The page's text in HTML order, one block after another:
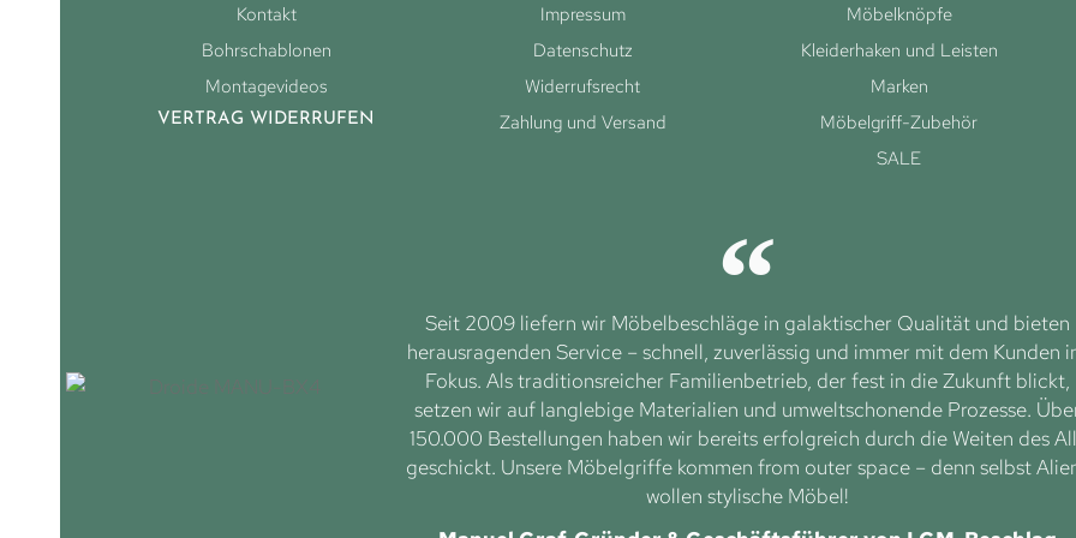
Kontakt
Bohrschablonen
Montagevideos
VERTRAG WIDERRUFEN
Impressum
Datenschutz
Widerrufsrecht
Zahlung und Versand
Möbelknöpfe
Kleiderhaken und Leisten
Marken
Möbelgriff-Zubehör
SALE
Seit 2009 liefern wir Möbelbeschläge in galaktischer Qualität und bieten
herausragenden Service – schnell, zuverlässig und immer mit dem Kunden
Fokus. Als traditionsreicher Familienbetrieb, der fest in die Zukunft blickt,
setzen wir auf langlebige Materialien und umweltschonende Prozesse.
150.000 Bestellungen haben wir bereits erfolgreich durch die Weiten des
geschickt. Unsere Möbelgriffe kommen from outer space – denn selbst
wollen stylische Möbel!